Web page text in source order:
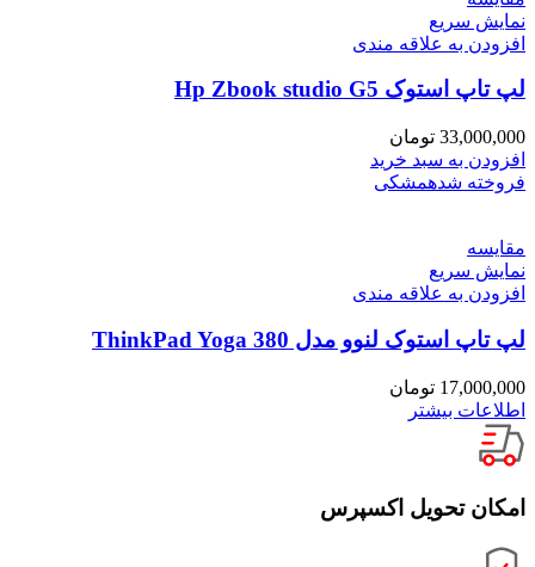
نمایش سریع
افزودن به علاقه مندی
لپ تاپ استوک Hp Zbook studio G5
33,000,000 تومان
افزودن به سبد خرید
فروخته شدهمشکی
مقايسه
نمایش سریع
افزودن به علاقه مندی
لپ تاپ استوک لنوو مدل ThinkPad Yoga 380
17,000,000 تومان
اطلاعات بیشتر
امکان تحویل اکسپرس